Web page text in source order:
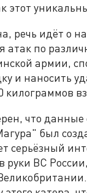
этот
речь идёт о
атак по
армии,
и наносить
килограммов
что
был
серьёзный
ВС